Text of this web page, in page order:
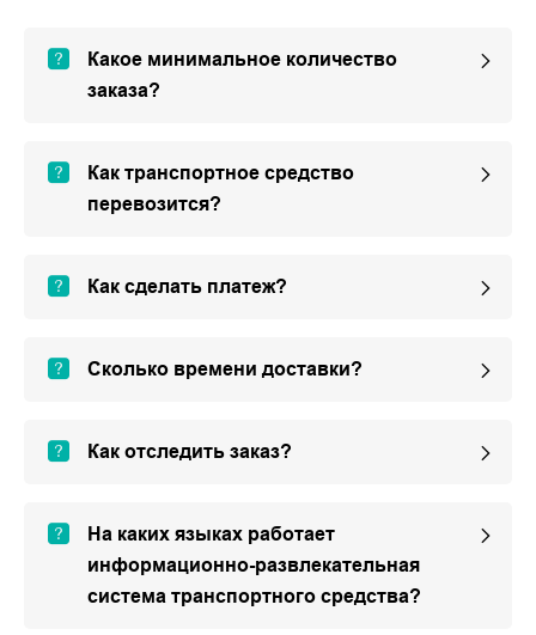
Какое минимальное количество
заказа?
Как транспортное средство
перевозится?
Как сделать платеж?
Сколько времени доставки?
Как отследить заказ?
На каких языках работает
информационно-развлекательная
система транспортного средства?